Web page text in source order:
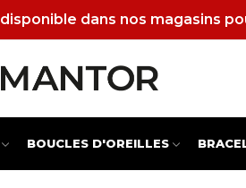
dans nos magasins
BOUCLES D'OREILLES